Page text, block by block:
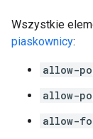
Wszystkie
piaskownicy:
allow-
allow-
allow-